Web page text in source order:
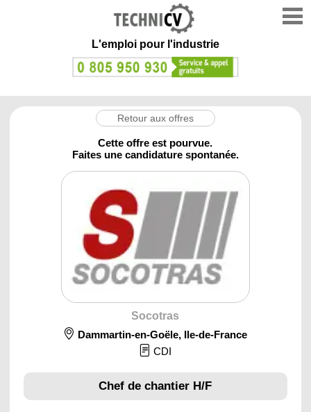
L'emploi pour l'industrie
Retour aux offres
Cette offre est pourvue.
Faites une candidature spontanée.
Socotras
Dammartin-en-Goële, Ile-de-France
CDI
Chef de chantier H/F